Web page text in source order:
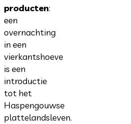
producten:
een
overnachting
in een
vierkantshoeve
is een
introductie
tot het
Haspengouwse
plattelandsleven.